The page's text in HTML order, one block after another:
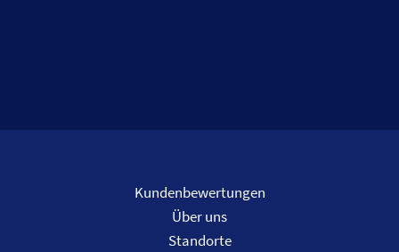
Kundenbewertungen
Über uns
Standorte